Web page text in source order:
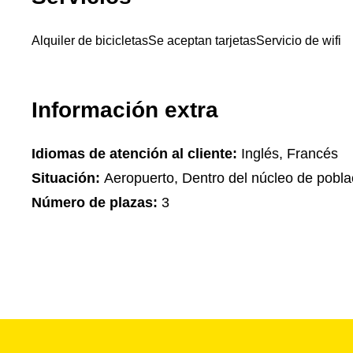
Alquiler de bicicletasSe aceptan tarjetasServicio de wifi
Información extra
Idiomas de atención al cliente: Inglés, Francés
Situación: Aeropuerto, Dentro del núcleo de
Número de plazas: 3